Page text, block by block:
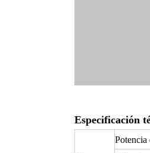
Especificación
Potencia